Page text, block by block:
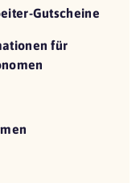
Gutscheine
für